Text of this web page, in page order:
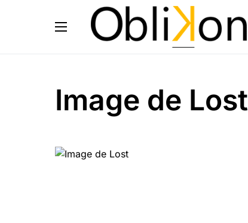
Image de Lost